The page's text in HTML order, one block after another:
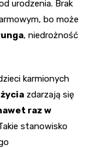
urodzenia. Brak
bo może
, niedrożność
karmionych
zdarzają się
raz w
stanowisko